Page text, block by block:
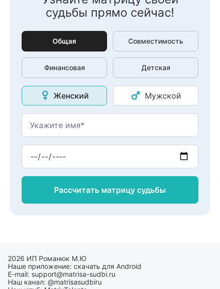
судьбы прямо сейчас!
Общая Совместимость
Финансовая Детская
Женский Мужской
Рассчитать матрицу судьбы
2026 ИП Романюк М.Ю
Наше приложение: скачать для Android
E-mail: support@matrisa-sudbi.ru
Наш канал: @matrisasudbiru